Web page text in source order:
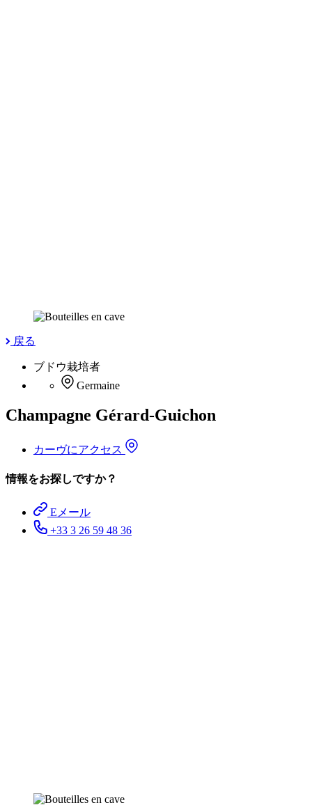
戻る
ブドウ栽培者
Germaine
Champagne Gérard-Guichon
カーヴにアクセス
情報をお探しですか？
Eメール
+33 3 26 59 48 36